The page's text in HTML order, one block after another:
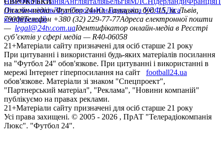
Ліга чемпіонівЛіга ЄвропиЮнацька ліга УЄФАЛіга
конференцій
Онлайн-медіа «Футбол 24»пл. Галицька, буд. 15, м. Львів,
79008Телефон +380 (32) 229-77-77Адреса електронної пошти
— legal@24tv.com.uaІдентифікатор онлайн-медіа в Реєстрі
суб’єктів у сфері медіа — R40-06058
21+Матеріали сайту призначені для осіб старше 21 року
При цитуванні і використанні будь-яких матеріалів посилання
на "Футбол 24" обов'язкове. При цитуванні і використанні в
мережі Інтернет гіперпосилання на сайт
football24.ua
обов'язкове. Матеріали зі знаком "Спецпроект",
"Партнерський матеріал", "Реклама", "Новини компаній"
публікуємо на правах реклами.
21+Матеріали сайту призначені для осіб старше 21 року
Усi права захищенi. © 2005 - 2026 , ПрАТ "Телерадіокомпанія
Люкс". "Футбол 24".